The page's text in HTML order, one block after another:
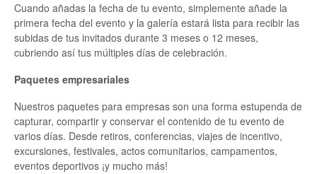
Cuando añadas la fecha de tu evento, simplemente añade la
primera fecha del evento y la galería estará lista para recibir las
subidas de tus invitados durante 3 meses o 12 meses,
cubriendo así tus múltiples días de celebración.
Paquetes empresariales
Nuestros paquetes para empresas son una forma estupenda de
capturar, compartir y conservar el contenido de tu evento de
varios días. Desde retiros, conferencias, viajes de incentivo,
excursiones, festivales, actos comunitarios, campamentos,
eventos deportivos ¡y mucho más!